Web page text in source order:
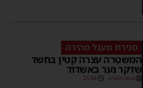
סגירת מעגל מהירה
המשטרה עצרה קטין בחשד
שדקר נער באשדוד
משה קאהן 21:59